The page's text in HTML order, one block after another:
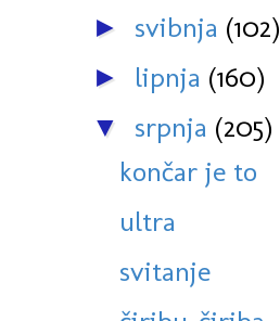
► svibnja (102)
► lipnja (160)
▼ srpnja (205)
končar je to
ultra
svitanje